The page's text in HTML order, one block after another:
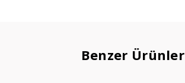
Benzer Ürünler